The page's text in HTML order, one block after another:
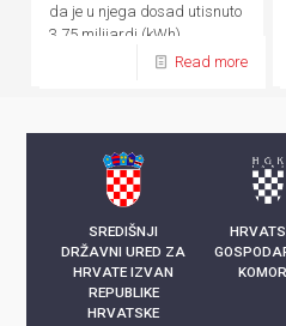
da je u njega dosad utisnuto
3,75 milijardi (kWh)
kilowatsati plina
Read more
SREDIŠNJI
DRŽAVNI URED ZA
HRVATE IZVAN
REPUBLIKE
HRVATSKE